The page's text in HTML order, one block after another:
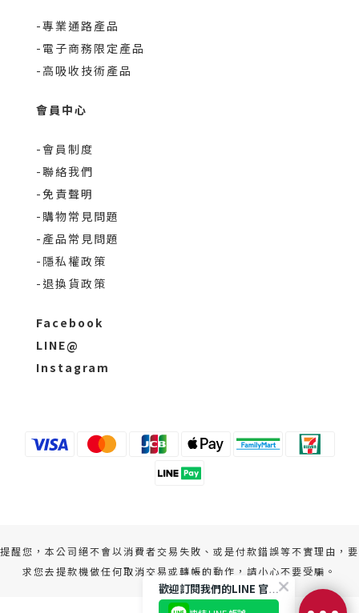
-專業通路產品
-電子商務限定產品
-高吸收技術產品
會員中心
-會員制度
-聯絡我們
-免責聲明
-購物常見問題
-產品常見問題
-隱私權政策
-退換貨政策
Facebook
LINE@
Instagram
提醒您，本公司絕不會以消費者交易失敗、或是付款錯誤等不實理由，要
求您去提款機做任何取消交易或轉帳的動作，請小心不要受騙。
歡迎訂閱我們的LINE 官方帳號